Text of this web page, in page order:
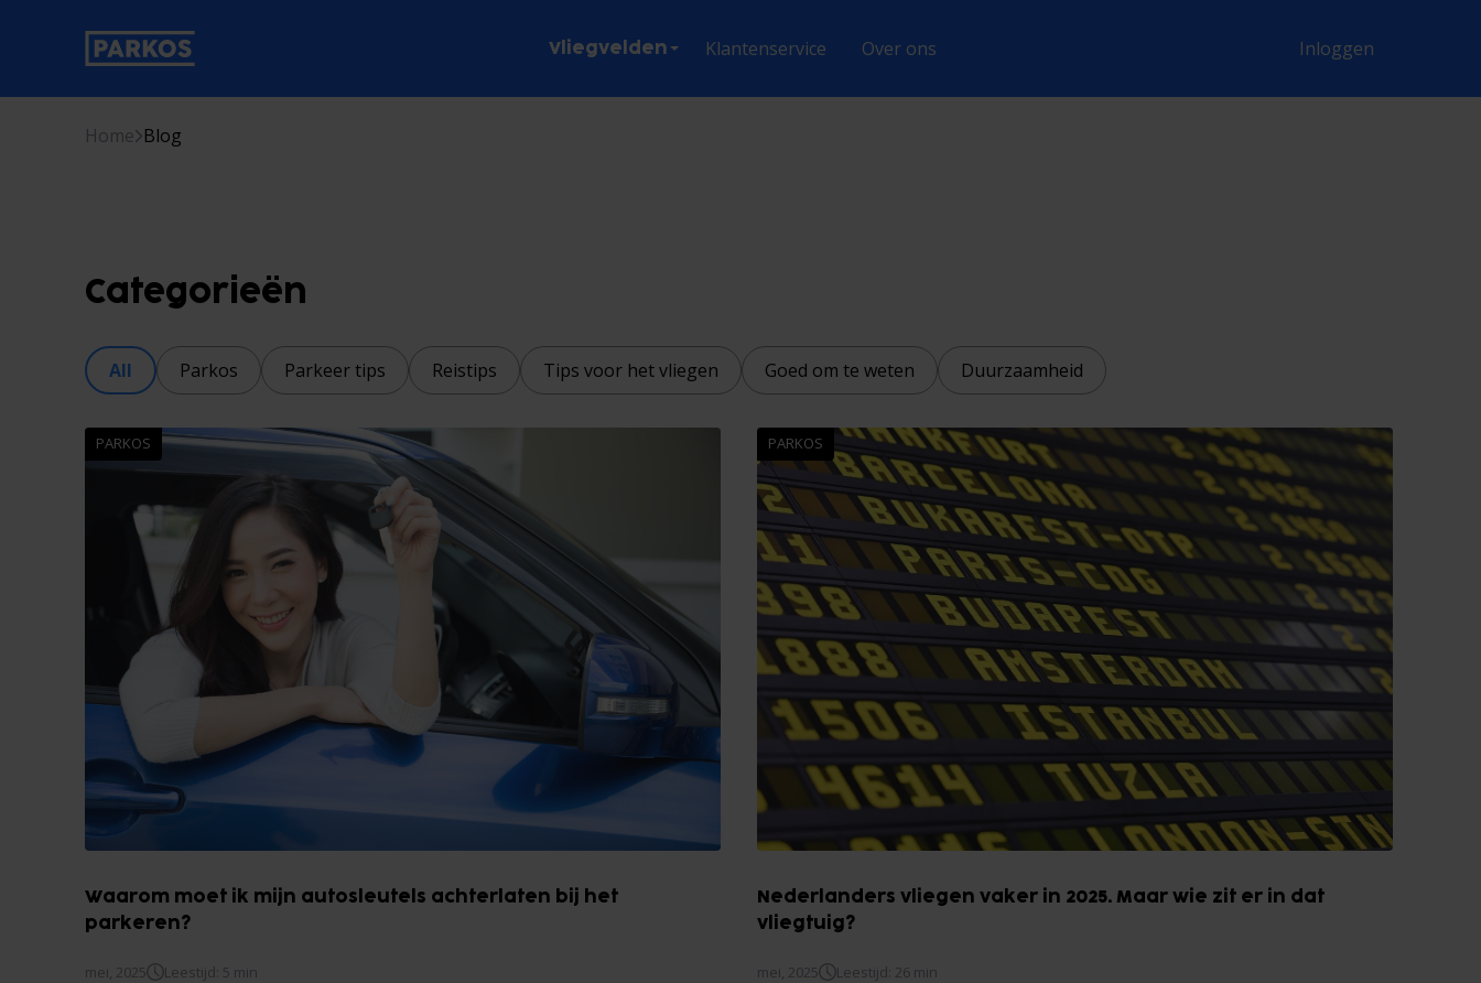
Vliegvelden Klantenservice Over ons Inloggen
Home Blog
Categorieën
All Parkos Parkeer tips Reistips Tips voor het vliegen Goed om te weten Duurzaamheid
PARKOS
Waarom moet ik mijn autosleutels achterlaten bij het
parkeren?
mei, 2025 Leestijd: 5 min
PARKOS
Nederlanders vliegen vaker in 2025. Maar wie zit er in dat
vliegtuig?
mei, 2025 Leestijd: 26 min